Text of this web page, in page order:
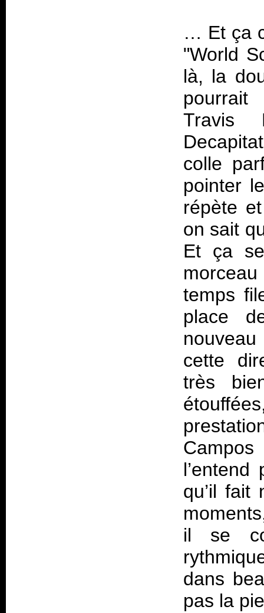
… Et ça
"World
là, la
Travis
colle
pointer
répète
on sait
Et ça
temps
place
nouveau
cette
très
qu’il fait
il se
dans
pas la